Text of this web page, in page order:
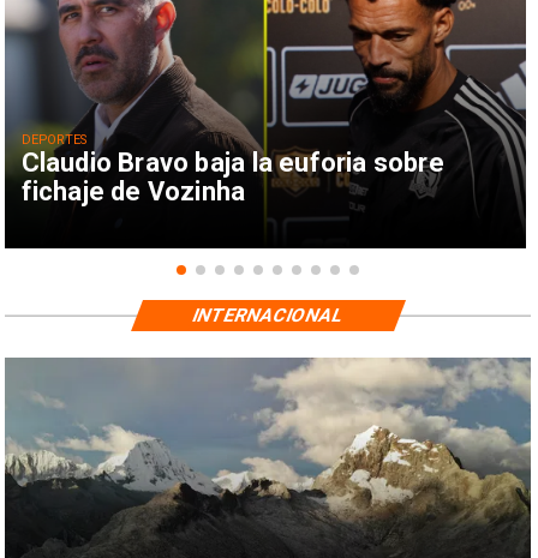
Claudio Bravo baja la euforia sobre
fichaje de Vozinha
DEPORTES
INTERNACIONAL